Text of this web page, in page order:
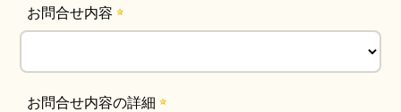
お問合せ内容
お問合せ内容の詳細